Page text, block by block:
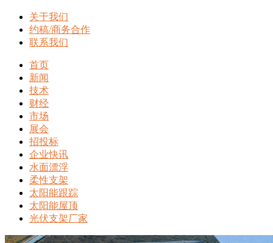
关于我们
约稿/商务合作
联系我们
首页
新闻
技术
财经
市场
展会
招投标
企业快讯
水面漂浮
柔性支架
太阳能跟踪
太阳能屋顶
光伏支架厂家